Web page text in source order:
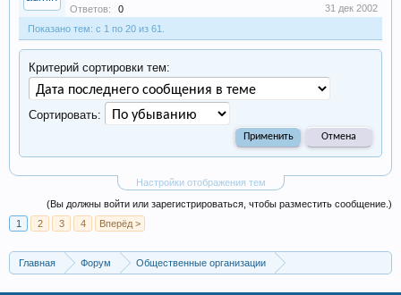
Ответов:
0
31 дек 2002
Показано тем: с 1 по 20 из 61.
Настройки отображения тем
Критерий сортировки тем:
Сортировать:
(Вы должны войти или зарегистрироваться, чтобы разместить сообщение.)
1
2 3 4 Вперёд >
Главная Форум
Общественные организации